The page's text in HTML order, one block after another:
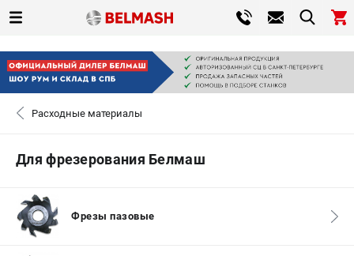
ВХОД ИЛИ РЕГИСТРАЦИЯ
САНКТ-ПЕТЕРБУРГ
0
Расходные материалы
Для фрезерования Белмаш
Фрезы пазовые